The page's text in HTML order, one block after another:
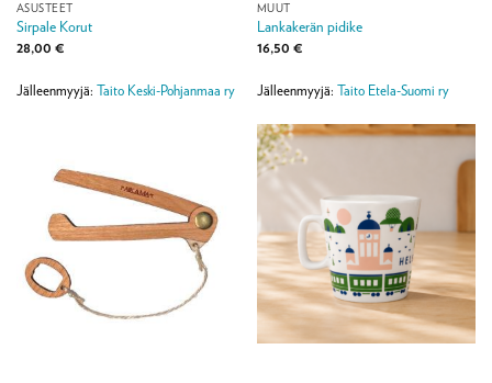
ASUSTEET
Sirpale Korut
28,00 €
Jälleenmyyjä: Taito Keski-Pohjanmaa ry
MUUT
Lankakerän pidike
16,50 €
Jälleenmyyjä: Taito Etela-Suomi ry